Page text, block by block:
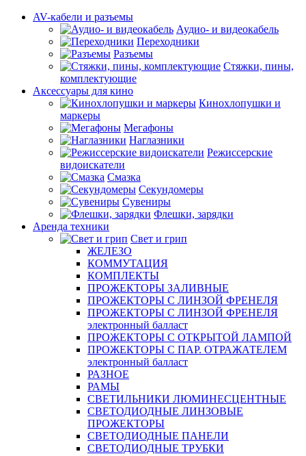
AV-кабели и разъемы
Аудио- и видеокабель
Переходники
Разъемы
Стяжки, пины,
комплектующие
Аксессуары для кино
Кинохлопушки и
маркеры
Мегафоны
Наглазники
Режиссерские
видоискатели
Смазка
Секундомеры
Сувениры
Флешки, зарядки
Аренда техники
Свет и грип
ЖЕЛЕЗО
КОММУТАЦИЯ
КОМПЛЕКТЫ
ПРОЖЕКТОРЫ ЗАЛИВНЫЕ
ПРОЖЕКТОРЫ С ЛИНЗОЙ ФРЕНЕЛЯ
ПРОЖЕКТОРЫ С ЛИНЗОЙ ФРЕНЕЛЯ
электронный балласт
ПРОЖЕКТОРЫ С ОТКРЫТОЙ ЛАМПОЙ
ПРОЖЕКТОРЫ С ПАР. ОТРАЖАТЕЛЕМ
электронный балласт
РАЗНОЕ
РАМЫ
СВЕТИЛЬНИКИ ЛЮМИНЕСЦЕНТНЫЕ
СВЕТОДИОДНЫЕ ЛИНЗОВЫЕ
ПРОЖЕКТОРЫ
СВЕТОДИОДНЫЕ ПАНЕЛИ
СВЕТОДИОДНЫЕ ТРУБКИ